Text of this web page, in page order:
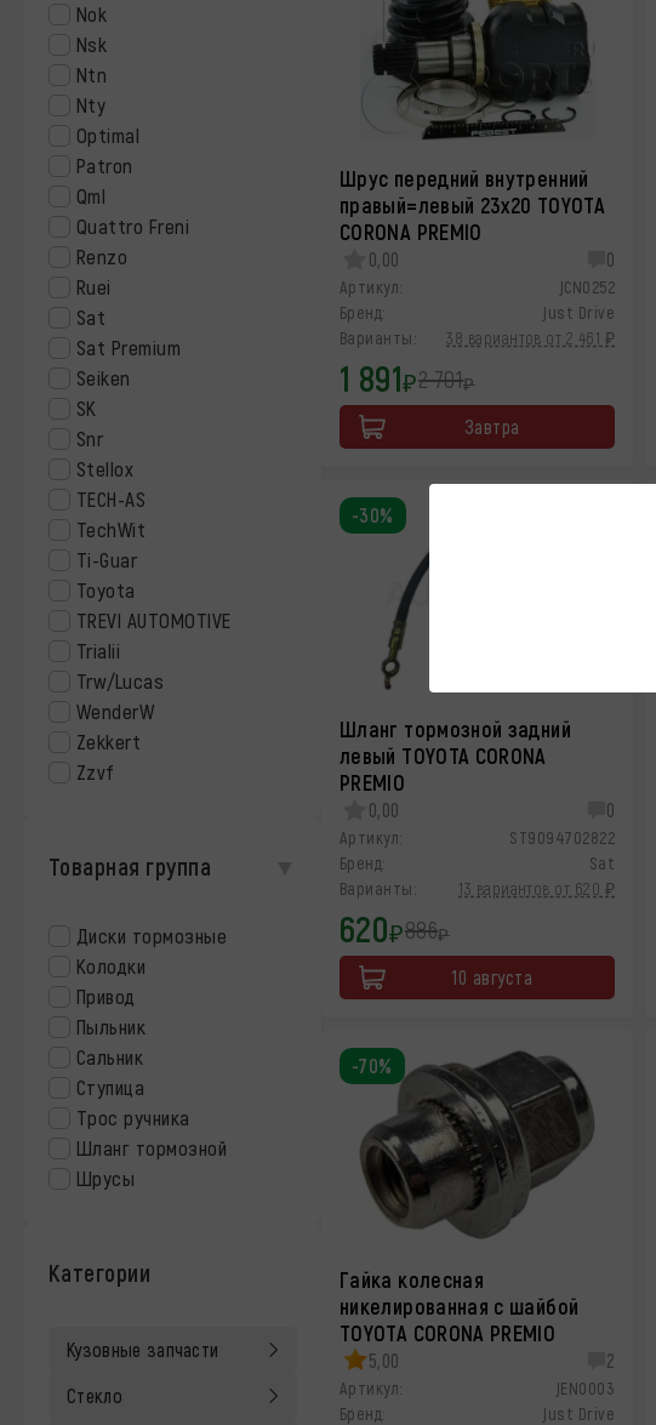
Nok
Nsk
Ntn
Nty
Optimal
Patron
Qml
Quattro Freni
Renzo
Ruei
Sat
Sat Premium
Seiken
SK
Snr
Stellox
TECH-AS
TechWit
Ti-Guar
Toyota
TREVI AUTOMOTIVE
Trialii
Trw/Lucas
WenderW
Zekkert
Zzvf
Товарная группа
Диски тормозные
Колодки
Привод
Пыльник
Сальник
Ступица
Трос ручника
Шланг тормозной
Шрусы
Категории
Кузовные запчасти
Стекло
Шрус передний внутренний
правый=левый 23x20 TOYOTA
CORONA PREMIO
0,00 0
Артикул:
JCN0252
Бренд:
Just Drive
Варианты:
38 вариантов от 2 461 ₽
1 891₽2 701₽
Завтра
Шланг тормозной задний
левый TOYOTA CORONA
PREMIO
0,00 0
Артикул:
ST9094702822
Бренд:
Sat
Варианты:
13 вариантов от 620 ₽
620₽886₽
10 августа
-30%
Гайка колесная
никелированная с шайбой
TOYOTA CORONA PREMIO
5,00 2
Артикул:
JEN0003
Бренд:
Just Drive
-70%